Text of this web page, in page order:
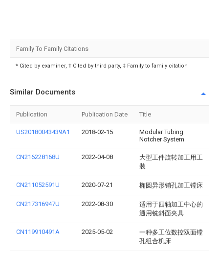
Family To Family Citations
* Cited by examiner, † Cited by third party, ‡ Family to family citation
Similar Documents
Publication Publication Date Title
US20180043439A1 2018-02-15
Modular Tubing
Notcher System
CN216228168U 2022-04-08
大型工件旋转加工用工
装
CN211052591U 2020-07-21 椭圆异形销孔加工镗床
CN217316947U 2022-08-30
适用于四轴加工中心的
通用铣斜面夹具
CN119910491A 2025-05-02
一种多工位数控双面镗
孔组合机床